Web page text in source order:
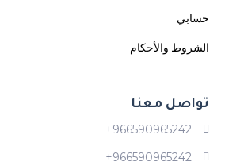
حسابي
الشروط والأحكام
تواصل معنا
966590965242+
966590965242+